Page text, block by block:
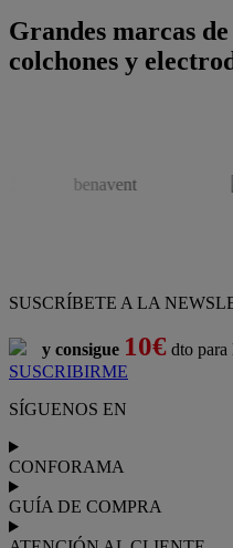
Grandes marcas
colchones y
SUSCRÍBETE A LA
y consigue 10€ dto para
SUSCRIBIRME
SÍGUENOS EN
CONFORAMA
GUÍA DE COMPRA